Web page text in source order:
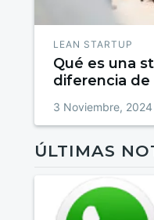
LEAN STARTUP
Qué es una
diferencia de
3 Noviembre, 2024
ÚLTIMAS